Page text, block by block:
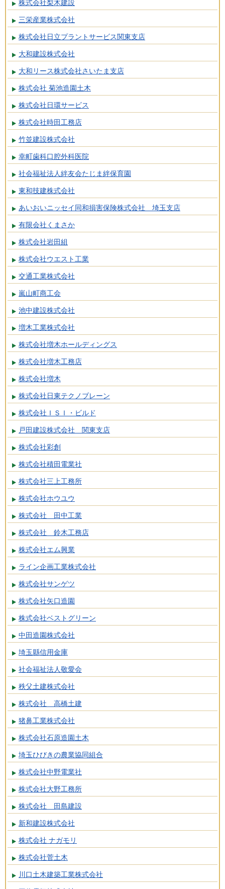
株式会社梨木建設
三栄産業株式会社
株式会社日立プラントサービス関東支店
大和建設株式会社
大和リース株式会社さいたま支店
株式会社 菊池造園土木
株式会社日環サービス
株式会社時田工務店
竹並建設株式会社
幸町歯科口腔外科医院
社会福祉法人絆友会たじま絆保育園
東和技建株式会社
あいおいニッセイ同和損害保険株式会社 埼玉支店
有限会社くまさか
株式会社岩田組
株式会社ウエスト工業
交通工業株式会社
嵐山町商工会
池中建設株式会社
増木工業株式会社
株式会社増木ホールディングス
株式会社増木工務店
株式会社増木
株式会社日東テクノブレーン
株式会社ＩＳＩ・ビルド
戸田建設株式会社 関東支店
株式会社彩創
株式会社積田電業社
株式会社三上工務所
株式会社ホウユウ
株式会社 田中工業
株式会社 鈴木工務店
株式会社エム興業
ライン企画工業株式会社
株式会社サンゲツ
株式会社矢口造園
株式会社ベストグリーン
中田造園株式会社
埼玉縣信用金庫
社会福祉法人敬愛会
秩父土建株式会社
株式会社 高橋土建
猪鼻工業株式会社
株式会社石原造園土木
埼玉ひびきの農業協同組合
株式会社中野電業社
株式会社大野工務所
株式会社 田島建設
新和建設株式会社
株式会社 ナガモリ
株式会社菅土木
川口土木建築工業株式会社